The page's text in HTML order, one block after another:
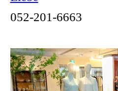
ビースタイルビューティーサロン
BE STYLE beauty salon